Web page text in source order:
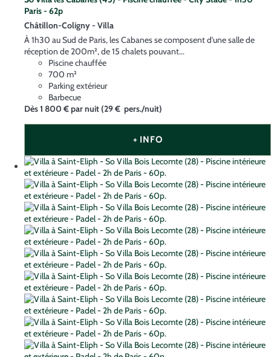
Paris - 62p
Châtillon-Coligny - Villa
À 1h30 au Sud de Paris, les Cabanes se composent d’une salle de
réception de 200m², de 15 chalets pouvant...
Piscine chauffée
700 m²
Parking extérieur
Barbecue
Dès1 800 €par nuit(29 € pers./nuit)
+ INFO